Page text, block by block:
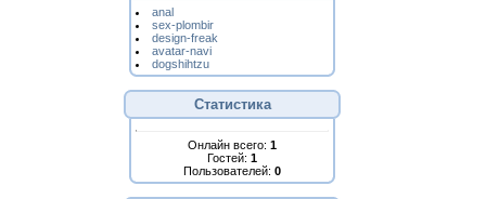
anal
sex-plombir
design-freak
avatar-navi
dogshihtzu
Статистика
Онлайн всего: 1
Гостей: 1
Пользователей: 0